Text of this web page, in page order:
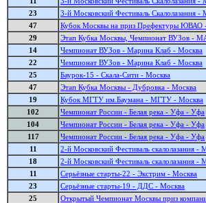
23
3-й Московский Фестиваль Cкалолазания -
47
Кубок Москвы на приз Префектуры ЮВАО
29
Этап Кубка Москвы, Чемпионат ВУЗов -
14
Чемпионат ВУЗов - Марина Клаб - Москва
22
Чемпионат ВУЗов - Марина Клаб - Москва
25
Баурок-15 - Скала-Сити - Москва
47
Этап Кубка Москвы - Дубровка - Москва
19
Кубок МГТУ им.Баумана - МГТУ - Москва
102
Чемпионат России - Белая река - Уфа - Уфа
104
Чемпионат России - Белая река - Уфа - Уфа
117
Чемпионат России - Белая река - Уфа - Уфа
11
2-й Московский Фестиваль скалолазания -
18
2-й Московский Фестиваль скалолазания -
11
Серьёзные старты-22 - Экстрим - Москва
23
Серьёзные старты-19 - ДДС - Москва
25
Открытый Чемпионат Москвы приз